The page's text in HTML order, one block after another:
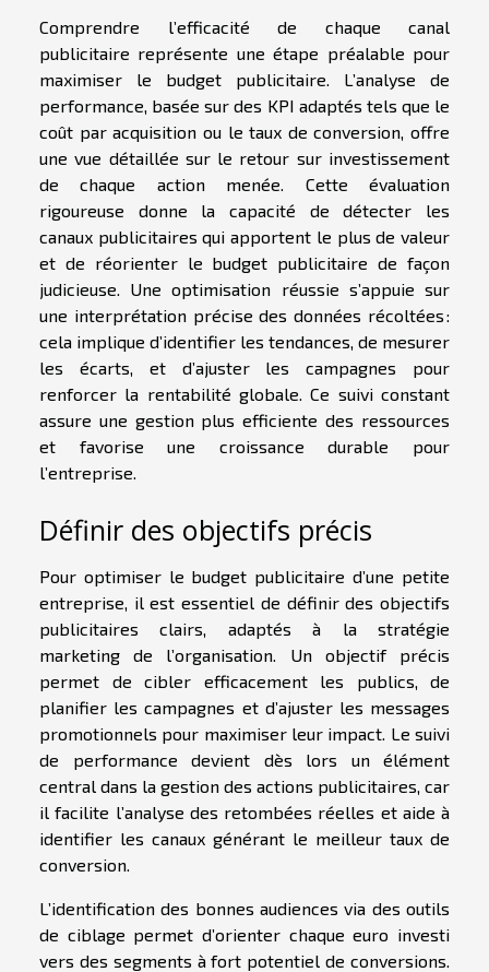
Comprendre l’efficacité de chaque canal
publicitaire représente une étape préalable pour
maximiser le budget publicitaire. L’analyse de
performance, basée sur des KPI adaptés tels que le
coût par acquisition ou le taux de conversion, offre
une vue détaillée sur le retour sur investissement
de chaque action menée. Cette évaluation
rigoureuse donne la capacité de détecter les
canaux publicitaires qui apportent le plus de valeur
et de réorienter le budget publicitaire de façon
judicieuse. Une optimisation réussie s’appuie sur
une interprétation précise des données récoltées :
cela implique d’identifier les tendances, de mesurer
les écarts, et d’ajuster les campagnes pour
renforcer la rentabilité globale. Ce suivi constant
assure une gestion plus efficiente des ressources
et favorise une croissance durable pour
l’entreprise.
Définir des objectifs précis
Pour optimiser le budget publicitaire d’une petite
entreprise, il est essentiel de définir des objectifs
publicitaires clairs, adaptés à la stratégie
marketing de l’organisation. Un objectif précis
permet de cibler efficacement les publics, de
planifier les campagnes et d’ajuster les messages
promotionnels pour maximiser leur impact. Le suivi
de performance devient dès lors un élément
central dans la gestion des actions publicitaires, car
il facilite l’analyse des retombées réelles et aide à
identifier les canaux générant le meilleur taux de
conversion.
L’identification des bonnes audiences via des outils
de ciblage permet d’orienter chaque euro investi
vers des segments à fort potentiel de conversions.